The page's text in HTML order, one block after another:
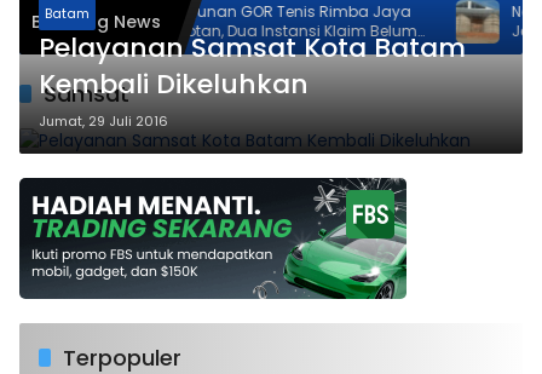
Breaking News
Pembangunan GOR Tenis Rimba Jaya
Jadi Sorotan, Dua Instansi Klaim Belum
Ada Izin
Neo
Jalan
Izin,
Samsat
Batam
Pelayanan Samsat Kota Batam
Kembali Dikeluhkan
Jumat, 29 Juli 2016
Terpopuler